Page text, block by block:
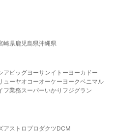
崎県鹿児島県沖縄県
ア ビッグヨーサンイトーヨーカドー
ューヤオコーオーケー ヨークベニマル
フ業務スーパーいかり フジグラン
アストロプロダクツDCM